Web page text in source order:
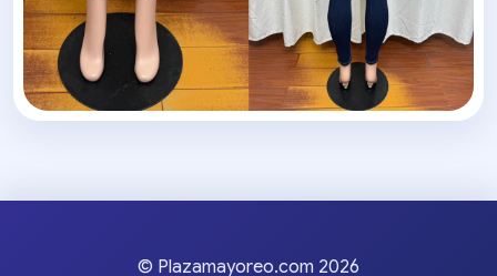
© Plazamayoreo.com 2026